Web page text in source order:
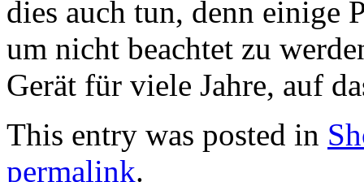
dies auch tun, denn einige
um nicht beachtet zu
Gerät für viele Jahre, auf
This entry was posted in
permalink.